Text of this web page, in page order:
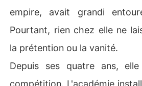
empire, avait grandi
Pourtant, rien chez elle ne
la prétention ou la vanité.
Depuis ses quatre ans,
compétition. L'académie